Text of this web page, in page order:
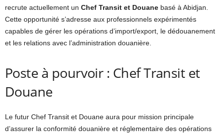
recrute actuellement un Chef Transit et Douane basé à Abidjan.
Cette opportunité s’adresse aux professionnels expérimentés
capables de gérer les opérations d’import/export, le dédouanement
et les relations avec l’administration douanière.
Poste à pourvoir : Chef Transit et
Douane
Le futur Chef Transit et Douane aura pour mission principale
d’assurer la conformité douanière et réglementaire des opérations